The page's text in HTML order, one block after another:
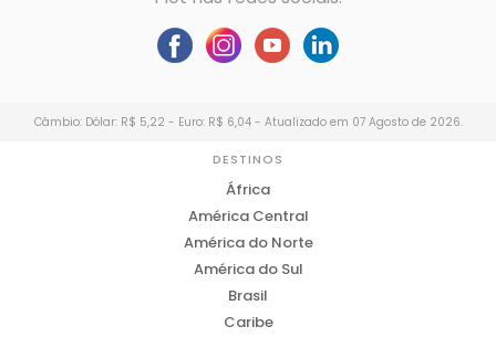
Câmbio: Dólar: R$ 5,22 - Euro: R$ 6,04 - Atualizado em 07 Agosto de 2026.
DESTINOS
África
América Central
América do Norte
América do Sul
Brasil
Caribe